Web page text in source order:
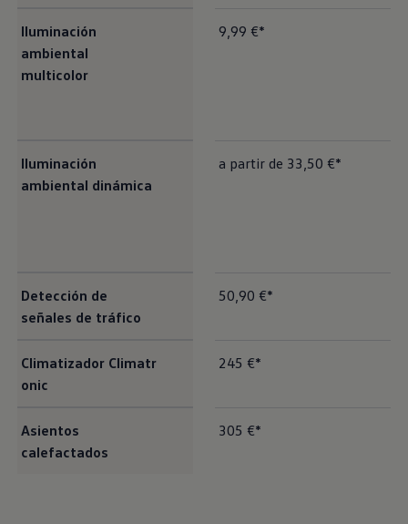
Iluminación
ambiental
multicolor
9,99 €*
Iluminación
ambiental dinámica
a partir de 33,50 €*
Detección de
señales de tráfico
50,90 €*
Climatizador Climatr
onic
245 €*
Asientos
calefactados
305 €*